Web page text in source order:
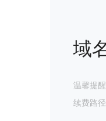
域
温馨提
续费路